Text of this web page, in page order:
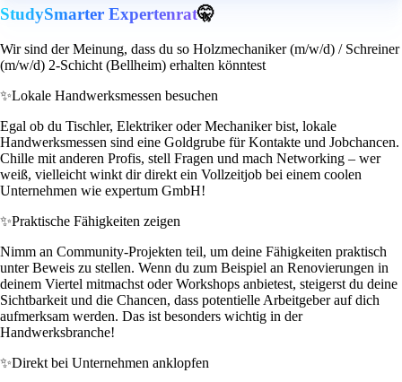
StudySmarter Expertenrat🤫
Wir sind der Meinung, dass du so Holzmechaniker (m/w/d) / Schreiner
(m/w/d) 2-Schicht (Bellheim) erhalten könntest
✨Lokale Handwerksmessen besuchen
Egal ob du Tischler, Elektriker oder Mechaniker bist, lokale
Handwerksmessen sind eine Goldgrube für Kontakte und Jobchancen.
Chille mit anderen Profis, stell Fragen und mach Networking – wer
weiß, vielleicht winkt dir direkt ein Vollzeitjob bei einem coolen
Unternehmen wie expertum GmbH!
✨Praktische Fähigkeiten zeigen
Nimm an Community-Projekten teil, um deine Fähigkeiten praktisch
unter Beweis zu stellen. Wenn du zum Beispiel an Renovierungen in
deinem Viertel mitmachst oder Workshops anbietest, steigerst du deine
Sichtbarkeit und die Chancen, dass potentielle Arbeitgeber auf dich
aufmerksam werden. Das ist besonders wichtig in der
Handwerksbranche!
✨Direkt bei Unternehmen anklopfen